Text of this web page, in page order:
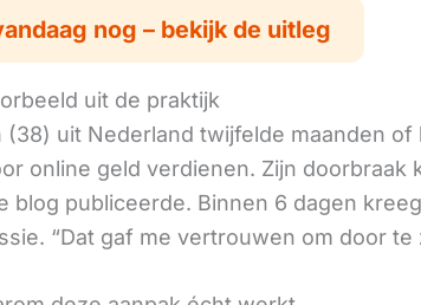
nog – bekijk de uitleg
uit de praktijk
(38) uit Nederland twijfelde maanden of
online geld verdienen. Zijn doorbraak
blog publiceerde. Binnen 6 dagen
“Dat gaf me vertrouwen om door te